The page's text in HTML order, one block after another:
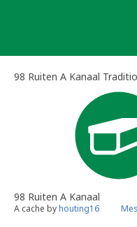
98 Ruiten A Kanaal
98 Ruiten A Kanaal
A cache byhouting16